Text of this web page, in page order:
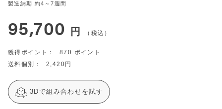
製造納期 約4～7週間
95,700 税込
870
2,420
3Dで組み合わせを試す